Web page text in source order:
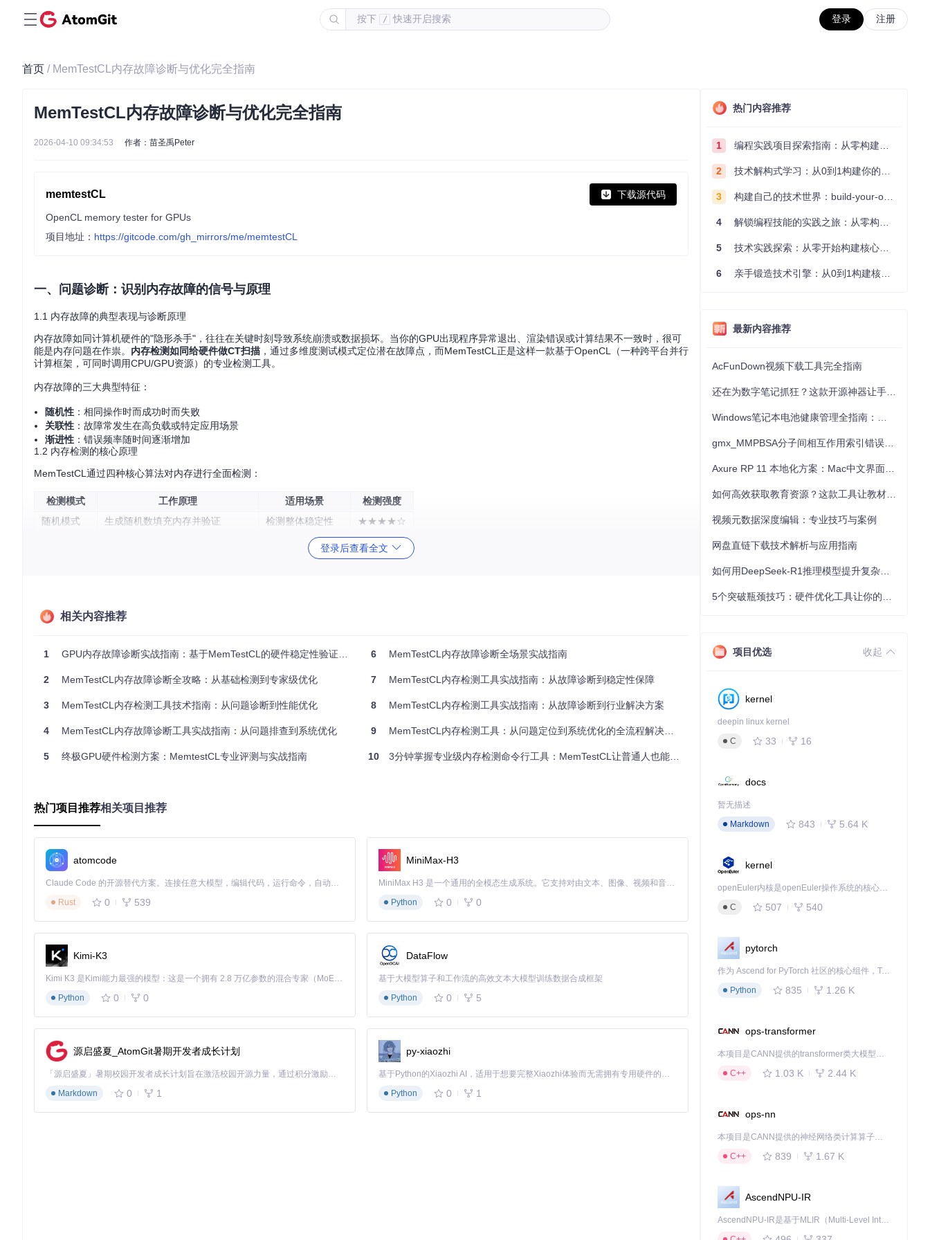
按下 / 快速开启搜索 登录 注册
首页 / MemTestCL内存故障诊断与优化完全指南
MemTestCL内存故障诊断与优化完全指南
2026-04-10 09:34:53 作者：苗圣禹Peter
memtestCL 下载源代码
OpenCL memory tester for GPUs
项目地址： https://gitcode.com/gh_mirrors/me/memtestCL
一、问题诊断：识别内存故障的信号与原理
1.1 内存故障的典型表现与诊断原理
内存故障如同计算机硬件的"隐形杀手"，往往在关键时刻导致系统崩溃或数据损坏。当你的GPU出现程序异常退出、渲染错误或计算结果不一致时，很可
能是内存问题在作祟。 内存检测如同给硬件做CT扫描 ，通过多维度测试模式定位潜在故障点，而MemTestCL正是这样一款基于OpenCL（一种跨平台并行
计算框架，可同时调用CPU/GPU资源）的专业检测工具。
内存故障的三大典型特征：
随机性 ：相同操作时而成功时而失败
关联性 ：故障常发生在高负载或特定应用场景
渐进性 ：错误频率随时间逐渐增加
1.2 内存检测的核心原理
MemTestCL通过四种核心算法对内存进行全面检测：
检测模式 工作原理 适用场景
检测强度
随机模式
生成随机数填充内存并验证 检测整体稳定性
★★★★☆
检测地址线故障
★★★★★
检测数据总线问题
★★★☆☆
这些检测模式组合使用，能够模拟真实应用场景中的各种内存访问模式，从而全面暴露潜在的硬件缺陷。
目标
：确认系统中是否存在内存故障
git clone
make -f Makefiles/Makefile.linux64
预期结果：程序启动后显示检测进度，包含设备信息、测试参数和实时结果。如无错误，最终显示"Test completed with 0 errors"；如有错误，会显示错误
地址、预期值和实际值。
效果验证 ：检查输出中是否有"ERROR"标记，记录错误发生的位置和频率，初步判断故障类型。
二、解决方案：针对不同场景的检测策略
2.1 硬件兼容性矩阵
不同品牌和类型的硬件需要采用差异化的检测策略：
NVIDIA GPU
./memtestcl 1024 200 --pattern walking_ones
Intel集成GPU
./memtestcl 256 100 --pattern inverse 无特殊配置
可能需要降低内存大小
CPU内存
./memtestcl 512 100 --cpu-only 关闭其他应用
2.2 新购硬件验收检测流程
风险提示：检测过程会使硬件满载运行，请确保散热良好，避免过热损坏。
登录后查看全文
相关内容推荐
1 GPU内存故障诊断实战指南：基于MemTestCL的硬件稳定性验证方案
2 MemTestCL内存故障诊断全攻略：从基础检测到专家级优化
3 MemTestCL内存检测工具技术指南：从问题诊断到性能优化
4 MemTestCL内存故障诊断工具实战指南：从问题排查到系统优化
5 终极GPU硬件检测方案：MemtestCL专业评测与实战指南
6 MemTestCL内存故障诊断全场景实战指南
7 MemTestCL内存检测工具实战指南：从故障诊断到稳定性保障
8 MemTestCL内存检测工具实战指南：从故障诊断到行业解决方案
9 MemTestCL内存检测工具：从问题定位到系统优化的全流程解决方案
10 3分钟掌握专业级内存检测命令行工具：MemTestCL让普通人也能玩转RAM体检
热门项目推荐相关项目推荐
atomcode
Claude Code 的开源替代方案。连接任意大模型，编辑代码，运行命令，自动验证 — 全自动执行。用 Rust 构建，极致性能。 ｜ An open-source alternative to Claude Code. Connect any LLM, edit code, run commands, and verify changes — autonomously. Built in Rust for speed. Get Started
Rust
0 539
MiniMax-H3
MiniMax H3 是一个通用的全模态生成系统。它支持对由文本、图像、视频和音频组成的多模态上下文进行统一理解，并能生成分辨率高达 2K、时长可达 15 秒的带原生立体声音频的视频。得益于面向任务泛化的系统设计，H3 在预训练阶段就已具备广泛的多模态上下文理解与生成能力，能够出色地执行复杂的多模态指令。
Python
0 0
Kimi-K3
Kimi K3 是Kimi能力最强的模型：这是一个拥有 2.8 万亿参数的混合专家（MoE）模型，具备原生视觉理解能力，并支持 100 万 token 的上下文窗口。
Python
0 0
DataFlow
基于大模型算子和工作流的高效文本大模型训练数据合成框架
Python
0 5
源启盛夏_AtomGit暑期开发者成长计划
「源启盛夏」暑期校园开发者成长计划旨在激活校园开源力量，通过积分激励、认证扶持、资源倾斜等形式，引导高校组织和开发者完成「入驻 — 建项目 — 做贡献 — 获认证 — 得资源」的完整闭环。无论你是想带领社团入驻平台的组织者，还是希望用代码贡献证明自己的开发者，都能在这里找到属于你的成长路径。
Markdown
0 1
py-xiaozhi
基于Python的Xiaozhi AI，适用于想要完整Xiaozhi体验而无需拥有专用硬件的用户。
Python
0 1
热门内容推荐
1 编程实践项目探索指南：从零构建技术能力体系
2 技术解构式学习：从0到1构建你的编程知识体系
3 构建自己的技术世界：build-your-own-x项目的实践探索指南
4 解锁编程技能的实践之旅：从零构建你的技术世界
5 技术实践探索：从零开始构建核心系统的实践指南
6 亲手锻造技术引擎：从0到1构建核心系统的实践指南
最新内容推荐
AcFunDown视频下载工具完全指南
视频元数据深度编辑：专业技巧与案例
网盘直链下载技术解析与应用指南
项目优选 收起
kernel
deepin linux kernel
C
33 16
docs
暂无描述
Markdown
843 5.64 K
kernel
openEuler内核是openEuler操作系统的核心，既是系统性能与稳定性的基石，也是连接处理器、设备与服务的桥梁。
C
507 540
pytorch
作为 Ascend for PyTorch 社区的核心组件，TorchNPU 是昇腾专为 PyTorch 打造的深度学习适配插件，使 PyTorch 框架能够直接调用昇腾 NPU，为开发者提供昇腾 AI 处理器的超强算力。
Python
835 1.26 K
ops-transformer
本项目是CANN提供的transformer类大模型算子库，实现网络在NPU上加速计算。
C++
1.03 K 2.44 K
ops-nn
本项目是CANN提供的神经网络类计算算子库，实现网络在NPU上加速计算。
C++
839 1.67 K
AscendNPU-IR
AscendNPU-IR是基于MLIR（Multi-Level Intermediate Representation）构建的，面向昇腾亲和算子编译时使用的中间表示，提供昇腾完备表达能力，通过编译优化提升昇腾AI处理器计算效率，支持通过生态框架使能昇腾AI处理器与深度调优